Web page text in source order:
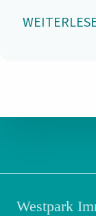
Westpark